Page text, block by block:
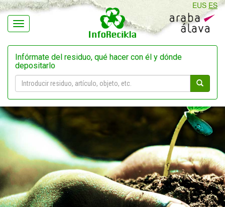
Navegación
EUS ES
Infórmate del residuo, qué hacer con él y dónde
depositarlo